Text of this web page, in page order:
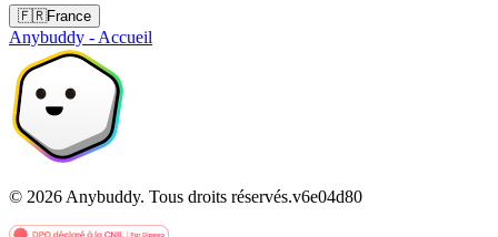
🇫🇷France
Anybuddy - Accueil
© 2026 Anybuddy. Tous droits réservés.v6e04d80